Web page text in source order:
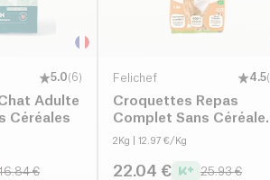
5.0(6)
Adulte
Céréales
€
Felichef 4.5(
Croquettes Repas
Complet Sans Céréale
Chat sterilisé bio
2Kg | 12.97 €/Kg
22.04 € 25.93 €